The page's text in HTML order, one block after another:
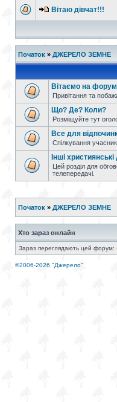
Вітаю дівчат!!!
Початок » ДЖЕРЕЛО ЗЕМНЕ
Вітаємо на
Привітання та
Що? Де? Коли?
Розміщуйте тут
Все для
Спілкування
Інші
Цей розділ для
телепередачі.
Початок » ДЖЕРЕЛО ЗЕМНЕ
Хто зараз онлайн
Зараз переглядають цей форум: -
©2006-2026 "Джерело"